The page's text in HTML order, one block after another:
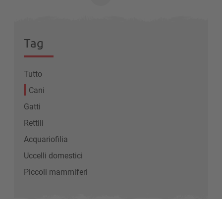
Tag
Tutto
Cani
Gatti
Rettili
Acquariofilia
Uccelli domestici
Piccoli mammiferi